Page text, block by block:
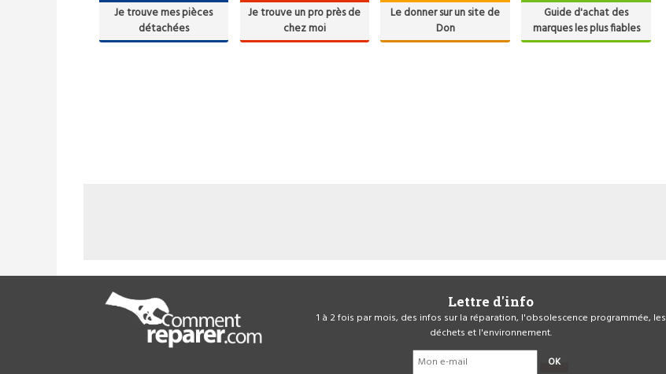
Je trouve mes pièces
détachées
Je trouve un pro près de
chez moi
Le donner sur un site de
Don
Guide d'achat des
marques les plus fiables
Lettre d'info
1 à 2 fois par mois, des infos sur la réparation, l'obsolescence programmée, les
déchets et l'environnement.
OK